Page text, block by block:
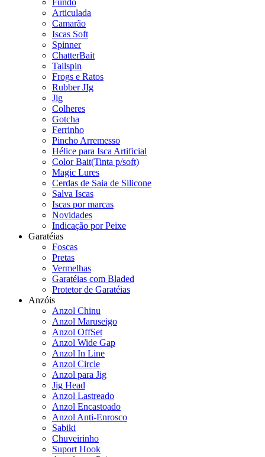
Fundo
Articulada
Camarão
Iscas Soft
Spinner
ChatterBait
Tailspin
Frogs e Ratos
Rubber JIg
Jig
Colheres
Gotcha
Ferrinho
Pincho Arremesso
Hélice para Isca Artificial
Color Bait(Tinta p/soft)
Magic Lures
Cerdas de Saia de Silicone
Salva Iscas
Iscas por marcas
Novidades
Indicação por Peixe
Garatéias
Foscas
Pretas
Vermelhas
Garatéias com Bladed
Protetor de Garatéias
Anzóis
Anzol Chinu
Anzol Maruseigo
Anzol OffSet
Anzol Wide Gap
Anzol In Line
Anzol Circle
Anzol para Jig
Jig Head
Anzol Lastreado
Anzol Encastoado
Anzol Anti-Enrosco
Sabiki
Chuveirinho
Suport Hook